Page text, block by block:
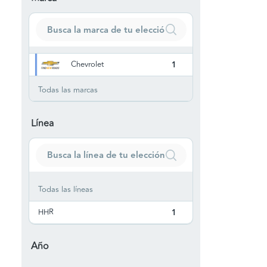
Chevrolet 1
Todas las marcas
Línea
Todas las líneas
HHR
1
Año